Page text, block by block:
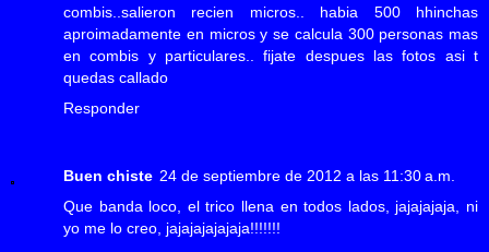
combis..salieron recien micros.. habia 500 hhinchas
aproimadamente en micros y se calcula 300 personas mas
en combis y particulares.. fijate despues las fotos asi t
quedas callado
Responder
Buen chiste 24 de septiembre de 2012 a las 11:30 a.m.
Que banda loco, el trico llena en todos lados, jajajajaja, ni
yo me lo creo, jajajajajajaja!!!!!!!